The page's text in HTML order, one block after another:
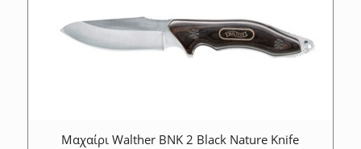
Μαχαίρι Walther BNK 2 Black Nature Knife